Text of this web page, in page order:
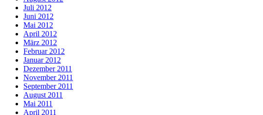
Juli 2012
Juni 2012
Mai 2012
April 2012
März 2012
Februar 2012
Januar 2012
Dezember 2011
November 2011
September 2011
August 2011
Mai 2011
April 2011